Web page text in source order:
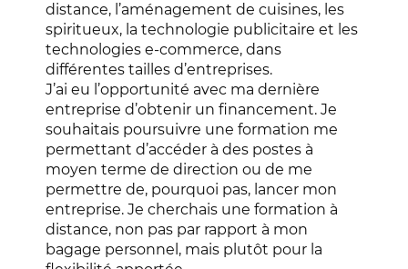
distance, l’aménagement de cuisines, les
spiritueux, la technologie publicitaire et les
technologies e-commerce, dans
différentes tailles d’entreprises.
J’ai eu l’opportunité avec ma dernière
entreprise d’obtenir un financement. Je
souhaitais poursuivre une formation me
permettant d’accéder à des postes à
moyen terme de direction ou de me
permettre de, pourquoi pas, lancer mon
entreprise. Je cherchais une formation à
distance, non pas par rapport à mon
bagage personnel, mais plutôt pour la